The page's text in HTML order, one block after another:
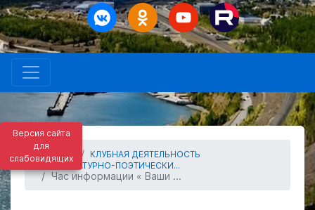
Версия сайта
для
слабовидящих
КЛУБНАЯ ДЕЯТЕЛЬНОСТЬ
ЛИТЕРАТУРНО-ПОЭТИЧЕСКИ...
Час информации « Ваши ...